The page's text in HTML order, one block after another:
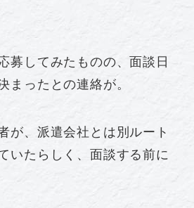
募してみたものの、面談日
まったとの連絡が。
が、派遣会社とは別ルート
いたらしく、面談する前に